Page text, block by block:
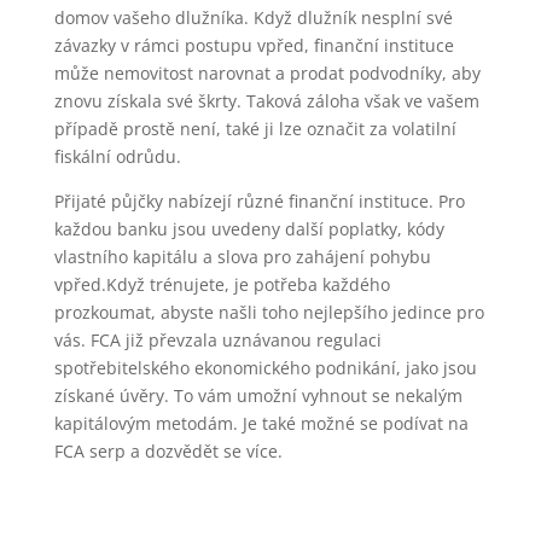
domov vašeho dlužníka. Když dlužník nesplní své
závazky v rámci postupu vpřed, finanční instituce
může nemovitost narovnat a prodat podvodníky, aby
znovu získala své škrty. Taková záloha však ve vašem
případě prostě není, také ji lze označit za volatilní
fiskální odrůdu.
Přijaté půjčky nabízejí různé finanční instituce. Pro
každou banku jsou uvedeny další poplatky, kódy
vlastního kapitálu a slova pro zahájení pohybu
vpřed.Když trénujete, je potřeba každého
prozkoumat, abyste našli toho nejlepšího jedince pro
vás. FCA již převzala uznávanou regulaci
spotřebitelského ekonomického podnikání, jako jsou
získané úvěry. To vám umožní vyhnout se nekalým
kapitálovým metodám. Je také možné se podívat na
FCA serp a dozvědět se více.